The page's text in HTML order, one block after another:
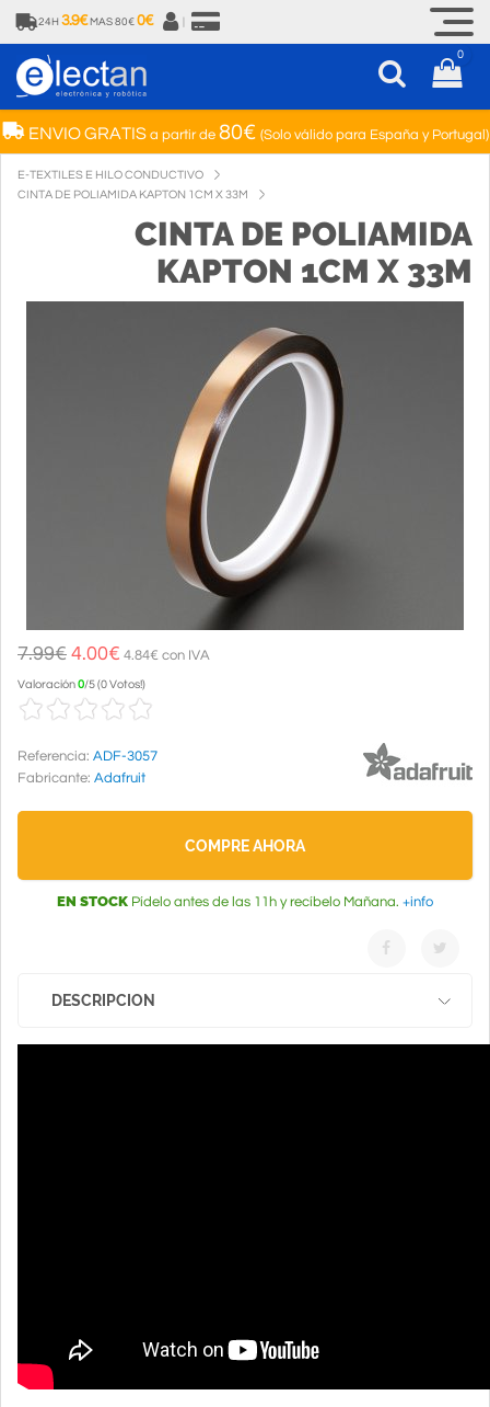
24H 3.9€ MAS 80€ 0€
0
ENVIO GRATISa partir de 80€ (Solo válido para España y Portugal)
E-TEXTILES E HILO CONDUCTIVO
CINTA DE POLIAMIDA KAPTON 1CM X 33M
CINTA DE POLIAMIDA
KAPTON 1CM X 33M
7.99€ 4.00€ 4.84€ con IVA
Valoración0/5(0 Votos!)
Referencia: ADF-3057
Fabricante: Adafruit
COMPRE AHORA
EN STOCK Pídelo antes de las 11h y recíbelo Mañana. +info
DESCRIPCION